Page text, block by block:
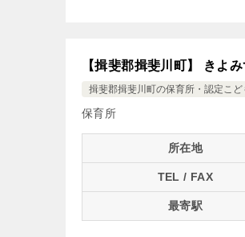
【揖斐郡揖斐川町】 きよ
揖斐郡揖斐川町の保育所・認定こ
保育所
所在地
TEL / FAX
最寄駅